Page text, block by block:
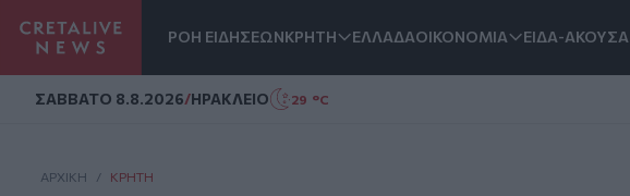
ΡΟΗ ΕΙΔΗΣΕΩΝΚΡΗΤΗ ΕΛΛΑΔΑΟΙΚΟΝΟΜΙΑ ΕΙΔΑ-ΑΚΟΥΣΑ
ΣAΒΒΑΤΟ 8.8.2026/ΗΡΑΚΛΕΙΟ 29 °C
ΑΡΧΙΚΗ / ΚΡΉΤΗ